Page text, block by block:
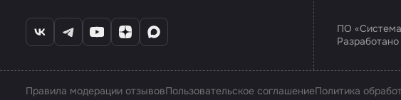
ПО «Система
Правила модерации отзывовПользовательское соглашениеПолитика